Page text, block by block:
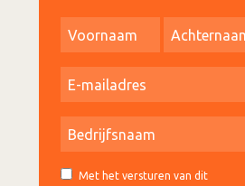
Met het versturen van dit